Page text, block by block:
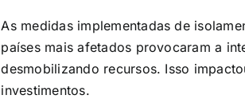
As medidas implementadas de
países mais afetados provocaram a
desmobilizando recursos. Isso
investimentos.